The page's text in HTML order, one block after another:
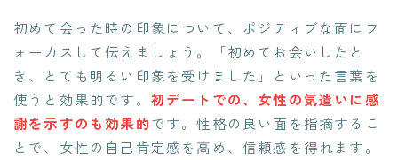
初めて会った時の印象について、ポジティブな面にフ
ォーカスして伝えましょう。「初めてお会いしたと
き、とても明るい印象を受けました」といった言葉を
使うと効果的です。 初デートでの、女性の気遣いに感
謝を示すのも効果的です。性格の良い面を指摘するこ
とで、女性の自己肯定感を高め、信頼感を得れます。